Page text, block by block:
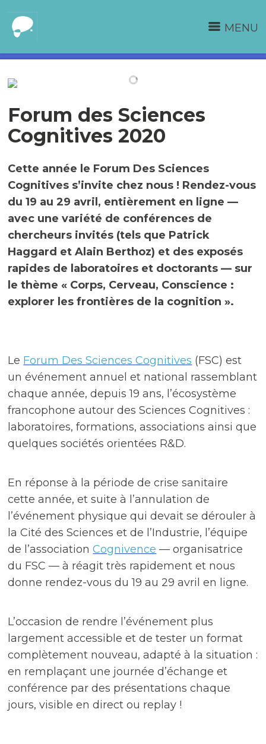
MENU
Forum des Sciences
Cognitives 2020
Cette année le Forum Des Sciences
Cognitives s’invite chez nous ! Rendez-vous
du 19 au 29 avril, entièrement en ligne —
avec une variété de conférences de
chercheurs invités (tels que Patrick
Haggard et Alain Berthoz) et des exposés
rapides de laboratoires et doctorants — sur
le thème « Corps, Cerveau, Conscience :
explorer les frontières de la cognition ».
Le Forum Des Sciences Cognitives (FSC) est
un événement annuel et national rassemblant
chaque année, depuis 19 ans, l’écosystème
francophone autour des Sciences Cognitives :
laboratoires, formations, associations ainsi que
quelques sociétés orientées R&D.
En réponse à la période de crise sanitaire
cette année, et suite à l’annulation de
l’événement physique qui devait se dérouler à
la Cité des Sciences et de l’Industrie, l’équipe
de l’associationCognivence — organisatrice
du FSC — à réagit très rapidement et nous
donne rendez-vous du 19 au 29 avril en ligne.
L’occasion de rendre l’événement plus
largement accessible et de tester un format
complètement nouveau, adapté à la situation :
en remplaçant une journée d’échange et
conférence par des présentations chaque
jours, visible en direct ou replay !